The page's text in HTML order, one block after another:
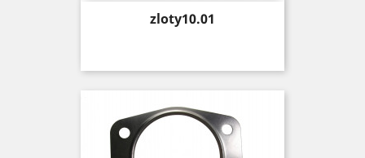
Price
zloty10.01